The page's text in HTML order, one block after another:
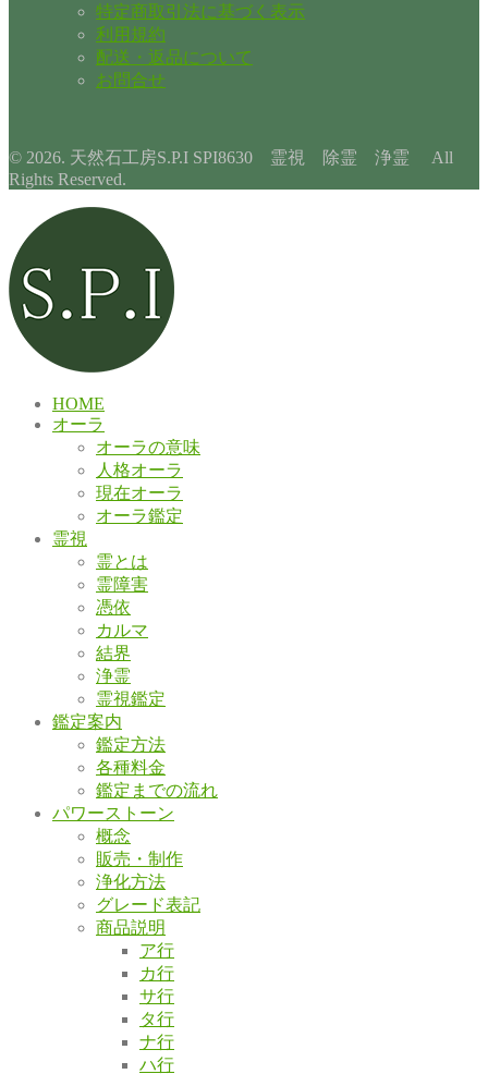
特定商取引法に基づく表示
利用規約
配送・返品について
お問合せ
© 2026. 天然石工房S.P.I SPI8630 霊視 除霊 浄霊 All
Rights Reserved.
HOME
オーラ
オーラの意味
人格オーラ
現在オーラ
オーラ鑑定
霊視
霊とは
霊障害
憑依
カルマ
結界
浄霊
霊視鑑定
鑑定案内
鑑定方法
各種料金
鑑定までの流れ
パワーストーン
概念
販売・制作
浄化方法
グレード表記
商品説明
ア行
カ行
サ行
タ行
ナ行
ハ行